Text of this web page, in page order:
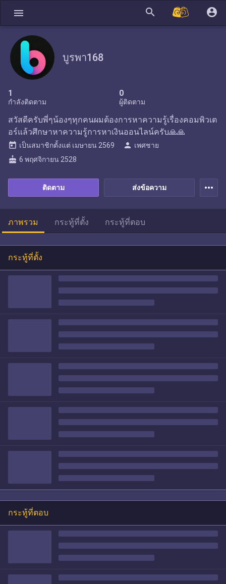
menu search account_circle
บูรพา168
1
กำลังติดตาม
0
ผู้ติดตาม
ส่งข้อความ
ติดตาม
สวัสดีครับพี่ๆน้องๆทุกคนผมต้องการหาความรู้เรื่องคอมพิวเต
อร์แล้วศึกษาหาความรู้การหาเงินออนไลน์ครับ🙏🙏
today เป็นสมาชิกตั้งแต่ เมษายน 2569 person เพศชาย
cake 6 พฤศจิกายน 2528
more_horiz
ภาพรวม กระทู้ที่ตั้ง กระทู้ที่ตอบ
กระทู้ที่ตั้ง
กระทู้ที่ตอบ